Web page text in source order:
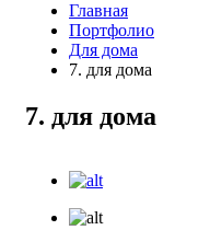
Главная
Портфолио
Для дома
7. для дома
7. для дома